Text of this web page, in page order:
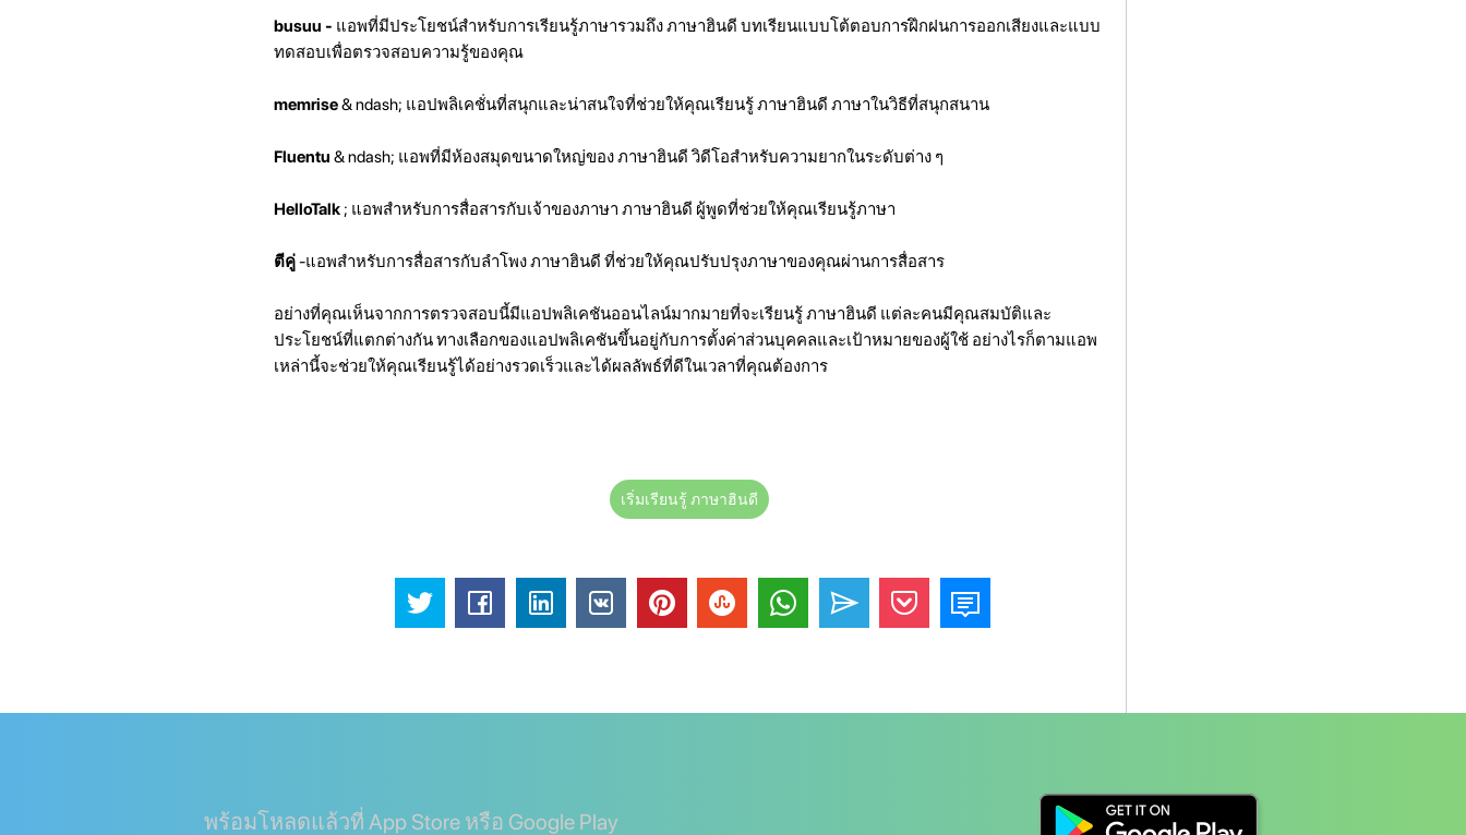
busuu - แอพที่มีประโยชน์สำหรับการเรียนรู้ภาษารวมถึง ภาษาฮินดี บทเรียนแบบโต้ตอบการฝึกฝนการออกเสียงและแบบ
ทดสอบเพื่อตรวจสอบความรู้ของคุณ
memrise& ndash; แอปพลิเคชั่นที่สนุกและน่าสนใจที่ช่วยให้คุณเรียนรู้ ภาษาฮินดี ภาษาในวิธีที่สนุกสนาน
Fluentu & ndash; แอพที่มีห้องสมุดขนาดใหญ่ของ ภาษาฮินดี วิดีโอสำหรับความยากในระดับต่าง ๆ
HelloTalk ; แอพสำหรับการสื่อสารกับเจ้าของภาษา ภาษาฮินดี ผู้พูดที่ช่วยให้คุณเรียนรู้ภาษา
ตีคู่-แอพสำหรับการสื่อสารกับลำโพง ภาษาฮินดี ที่ช่วยให้คุณปรับปรุงภาษาของคุณผ่านการสื่อสาร
อย่างที่คุณเห็นจากการตรวจสอบนี้มีแอปพลิเคชันออนไลน์มากมายที่จะเรียนรู้ ภาษาฮินดี แต่ละคนมีคุณสมบัติและ
ประโยชน์ที่แตกต่างกัน ทางเลือกของแอปพลิเคชันขึ้นอยู่กับการตั้งค่าส่วนบุคคลและเป้าหมายของผู้ใช้ อย่างไรก็ตามแอพ
เหล่านี้จะช่วยให้คุณเรียนรู้ได้อย่างรวดเร็วและได้ผลลัพธ์ที่ดีในเวลาที่คุณต้องการ
เริ่มเรียนรู้ ภาษาฮินดี
พร้อมโหลดแล้วที่ App Store หรือ Google Play